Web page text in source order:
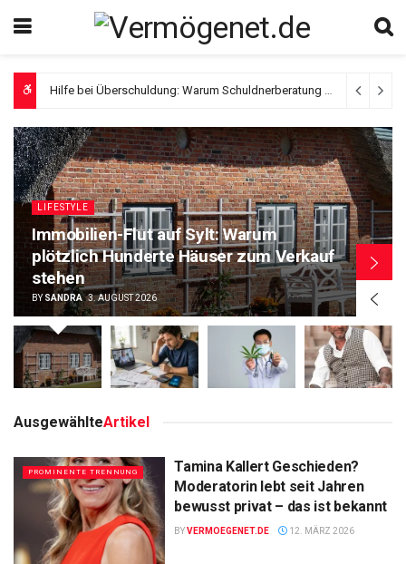
Verlässlichkeit statt Werbeversprechen, woran Patienten einen seriösen Anbieter für Cannabis auf Rezept erkennen
LIFESTYLE
Immobilien-Flut auf Sylt: Warum
plötzlich Hunderte Häuser zum Verkauf
stehen
BYSANDRA 3. AUGUST 2026
AusgewählteArtikel
PROMINENTE TRENNUNG
Tamina Kallert Geschieden?
Moderatorin lebt seit Jahren
bewusst privat – das ist bekannt
BYVERMOEGENET.DE 12. MÄRZ 2026